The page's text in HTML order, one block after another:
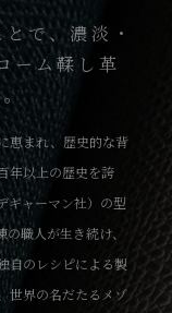
で、濃淡・
ーム鞣し革
恵まれ、歴史的な背
年以上の歴史を誇
ギャーマン社）の型
職人が生き続け、
自のレシピによる製
世界の名だたるメゾ